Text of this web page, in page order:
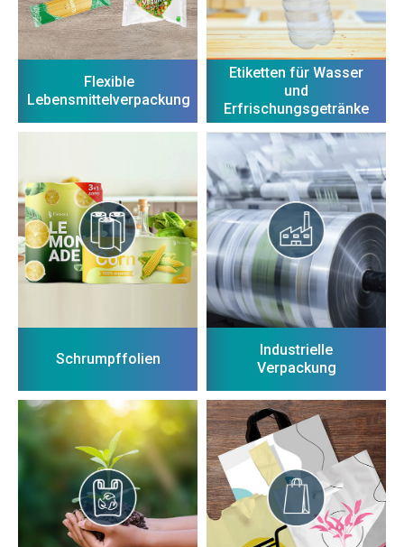
Flexible
Lebensmittelverpackung
Etiketten für Wasser
und
Erfrischungsgetränke
Schrumpffolien
Industrielle
Verpackung